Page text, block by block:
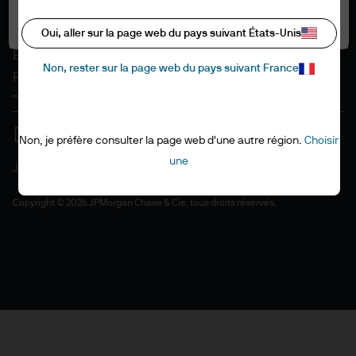
Accessibilité
EMEA remuneration policy
Plan du site
"Stewardship" de l'investissement
J.P. Morgan
Copyright © 2026 JPMorgan Chase & Cie. tous droits réservés.
Oui, aller sur la page web du pays suivant États-Unis
Non, rester sur la page web du pays suivant France
Non, je préfère consulter la page web d'une autre région. Choisir
une
Tout autoriser